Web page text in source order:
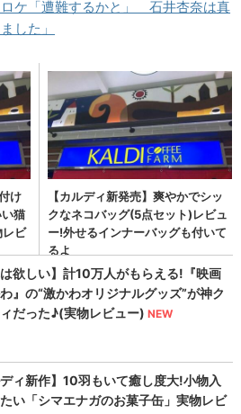
ケ「遭難するかと」 石井杏奈は真
した」